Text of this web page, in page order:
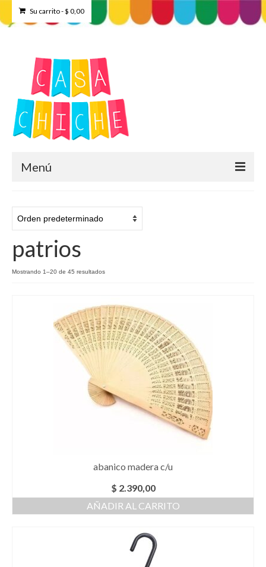
Su carrito-$ 0,00
Menú
Tienda
Contacto
Finalizar compra
patrios
Mostrando 1–20 de 45 resultados
abanico madera c/u
$ 2.390,00
AÑADIR AL CARRITO